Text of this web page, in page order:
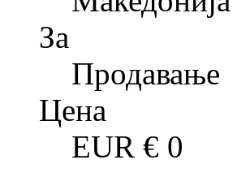
За
Продавање
Цена
EUR € 0